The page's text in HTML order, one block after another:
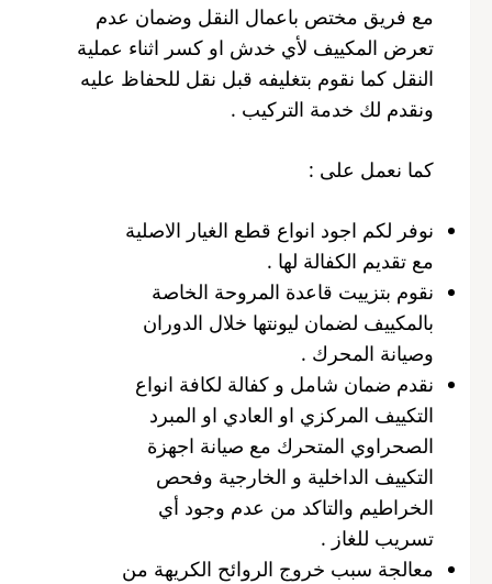
مع فريق مختص باعمال النقل وضمان عدم
تعرض المكييف لأي خدش او كسر اثناء عملية
النقل كما نقوم بتغليفه قبل نقل للحفاظ عليه
ونقدم لك خدمة التركيب .
كما نعمل على :
نوفر لكم اجود انواع قطع الغيار الاصلية
مع تقديم الكفالة لها .
نقوم بتزييت قاعدة المروحة الخاصة
بالمكييف لضمان ليونتها خلال الدوران
وصيانة المحرك .
نقدم ضمان شامل و كفالة لكافة انواع
التكييف المركزي او العادي او المبرد
الصحراوي المتحرك مع صيانة اجهزة
التكييف الداخلية و الخارجية وفحص
الخراطيم والتاكد من عدم وجود أي
تسريب للغاز .
معالجة سبب خروج الروائح الكريهة من